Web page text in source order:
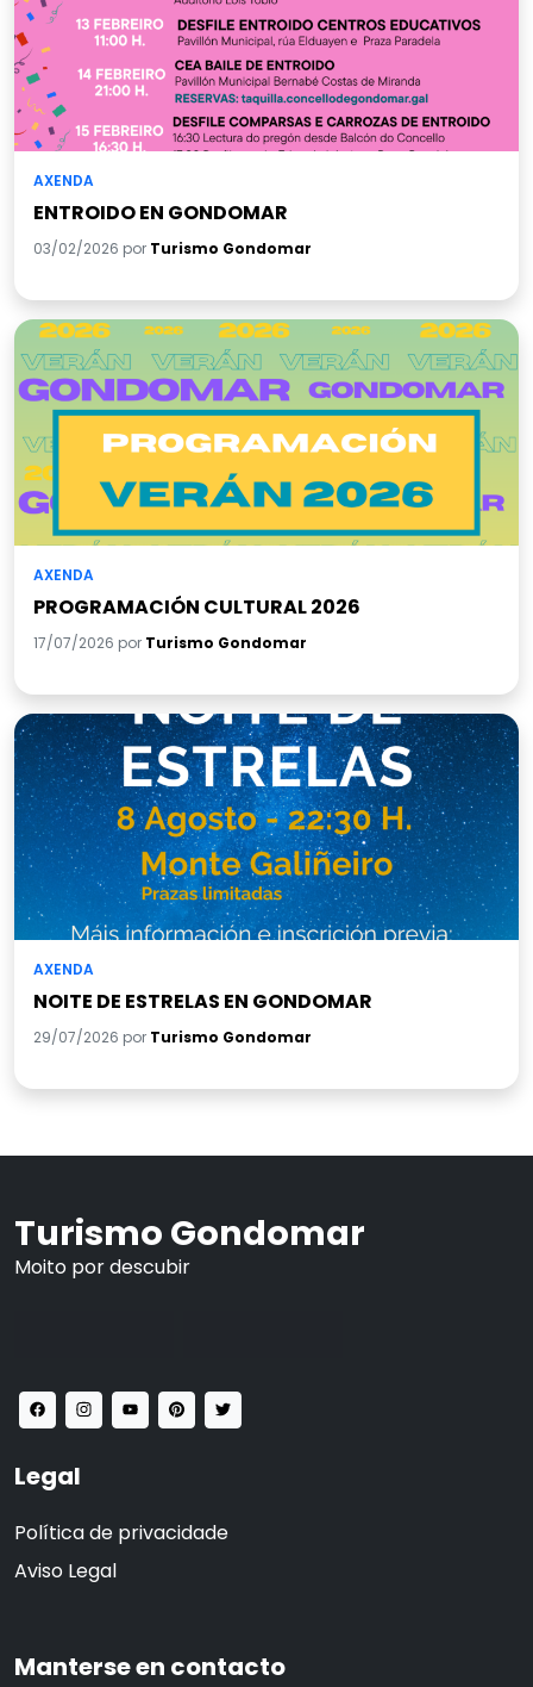
AXENDA
ENTROIDO EN GONDOMAR
03/02/2026 por Turismo Gondomar
AXENDA
PROGRAMACIÓN CULTURAL 2026
17/07/2026 por Turismo Gondomar
AXENDA
NOITE DE ESTRELAS EN GONDOMAR
29/07/2026 por Turismo Gondomar
Turismo Gondomar
Moito por descubir
Legal
Política de privacidade
Aviso Legal
Manterse en contacto